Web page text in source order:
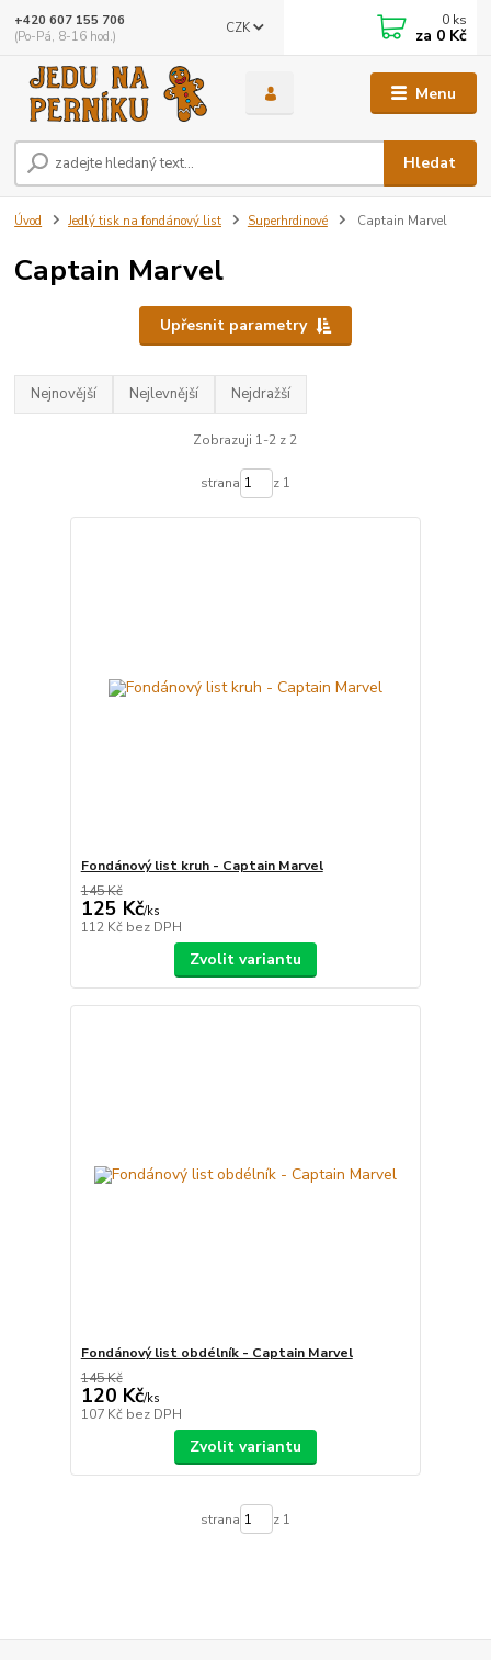
Menu
CZK
Hledat
+420 607 155 706
(Po-Pá, 8-16 hod.)
0 ks
za 0 Kč
Úvod Jedlý tisk na fondánový list Superhrdinové Captain Marvel
Captain Marvel
Upřesnit parametry
Nejnovější Nejlevnější Nejdražší
Zobrazuji 1-2 z 2
strana z 1
Fondánový list kruh - Captain Marvel
145 Kč
125 Kč/ks
112 Kč bez DPH
Zvolit variantu
Fondánový list obdélník - Captain Marvel
145 Kč
120 Kč/ks
107 Kč bez DPH
Zvolit variantu
strana z 1